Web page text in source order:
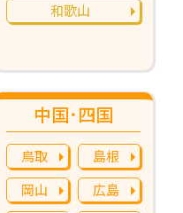
中国･四国
鳥取
島根
岡山
広島
和歌山